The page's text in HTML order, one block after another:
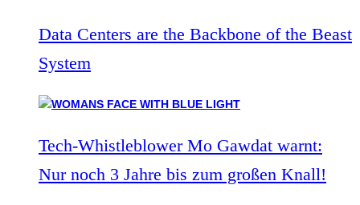
Data Centers are the Backbone of the Beast
System
Tech-Whistleblower Mo Gawdat warnt:
Nur noch 3 Jahre bis zum großen Knall!